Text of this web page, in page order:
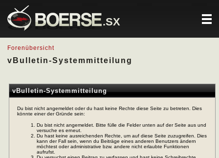
.SX
Forenübersicht
vBulletin-Systemmitteilung
vBulletin-Systemmitteilung
Du bist nicht angemeldet oder du hast keine Rechte diese Seite zu betreten. Dies
könnte einer der Gründe sein:
Du bist nicht angemeldet. Bitte fülle die Felder unten auf der Seite aus und
versuche es erneut.
Du hast keine ausreichenden Rechte, um auf diese Seite zuzugreifen. Dies
kann der Fall sein, wenn du Beiträge eines anderen Benutzers ändern
möchtest oder administrative bzw. andere nicht erlaubte Funktionen
aufrufst.